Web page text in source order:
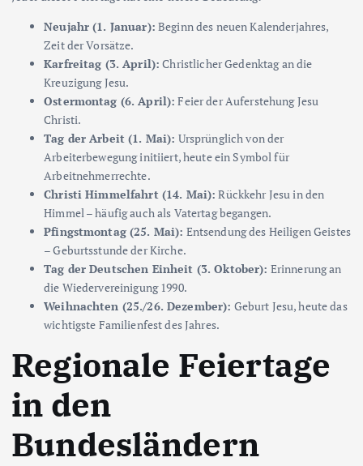
Neujahr (1. Januar): Beginn des neuen Kalenderjahres,
Zeit der Vorsätze.
Karfreitag (3. April): Christlicher Gedenktag an die
Kreuzigung Jesu.
Ostermontag (6. April): Feier der Auferstehung Jesu
Christi.
Tag der Arbeit (1. Mai): Ursprünglich von der
Arbeiterbewegung initiiert, heute ein Symbol für
Arbeitnehmerrechte.
Christi Himmelfahrt (14. Mai): Rückkehr Jesu in den
Himmel – häufig auch als Vatertag begangen.
Pfingstmontag (25. Mai): Entsendung des Heiligen Geistes
– Geburtsstunde der Kirche.
Tag der Deutschen Einheit (3. Oktober): Erinnerung an
die Wiedervereinigung 1990.
Weihnachten (25./26. Dezember): Geburt Jesu, heute das
wichtigste Familienfest des Jahres.
Regionale Feiertage
in den
Bundesländern